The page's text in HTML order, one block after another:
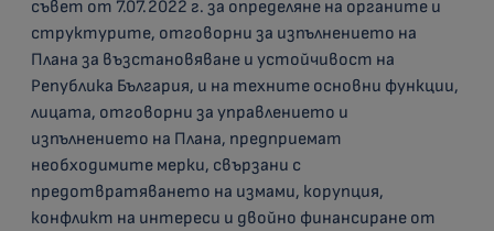
съвет от 7.07.2022 г. за определяне на органите и
структурите, отговорни за изпълнението на
Плана за възстановяване и устойчивост на
Република България, и на техните основни функции,
лицата, отговорни за управлението и
изпълнението на Плана, предприемат
необходимите мерки, свързани с
предотвратяването на измами, корупция,
конфликт на интереси и двойно финансиране от